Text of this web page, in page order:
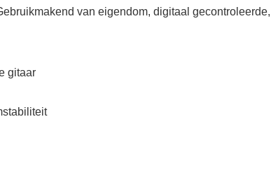
van eigendom, digitaal
gitaar